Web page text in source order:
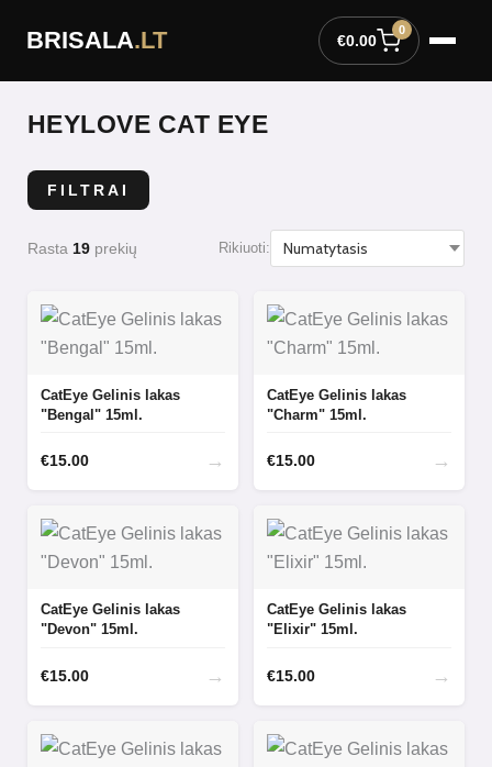
BRISALA.LT €0.00
0
HEYLOVE CAT EYE
FILTRAI
Rasta 19prekių Rikiuoti:
CatEye Gelinis lakas
"Bengal" 15ml.
€15.00 →
CatEye Gelinis lakas
"Charm" 15ml.
€15.00 →
CatEye Gelinis lakas
"Devon" 15ml.
€15.00 →
CatEye Gelinis lakas
"Elixir" 15ml.
€15.00 →